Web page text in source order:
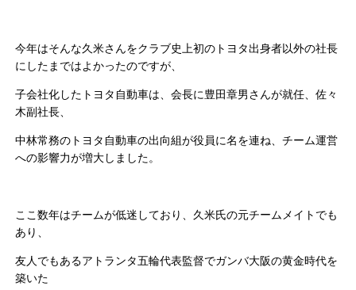
今年はそんな久米さんをクラブ史上初のトヨタ出身者以外の社長
にしたまではよかったのですが、
子会社化したトヨタ自動車は、会長に豊田章男さんが就任、佐々
木副社長、
中林常務のトヨタ自動車の出向組が役員に名を連ね、チーム運営
への影響力が増大しました。
ここ数年はチームが低迷しており、久米氏の元チームメイトでも
あり、
友人でもあるアトランタ五輪代表監督でガンバ大阪の黄金時代を
築いた